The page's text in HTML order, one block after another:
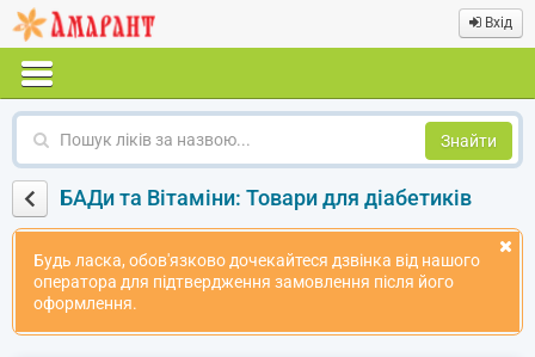
Вхід
Пошук
за
назвоюБАДи та Вітаміни: Товари для діабетиків
Будь ласка, обов'язково дочекайтеся дзвінка від нашого
оператора для підтвердження замовлення після його
оформлення.